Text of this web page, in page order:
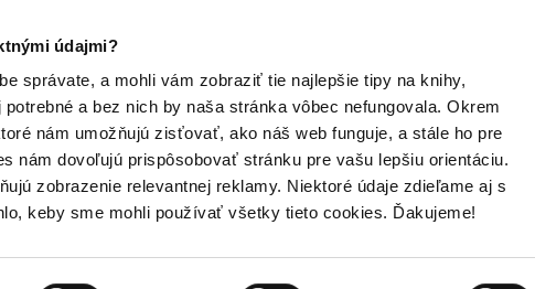
údajmi?
správate, a mohli vám zobraziť tie najlepšie tipy na knihy,
a bez nich by naša stránka vôbec nefungovala. Okrem
nám umožňujú zisťovať, ako náš web funguje, a stále ho pre
nám dovoľujú prispôsobovať stránku pre vašu lepšiu orientáciu.
zobrazenie relevantnej reklamy. Niektoré údaje zdieľame aj s
keby sme mohli používať všetky tieto cookies. Ďakujeme!